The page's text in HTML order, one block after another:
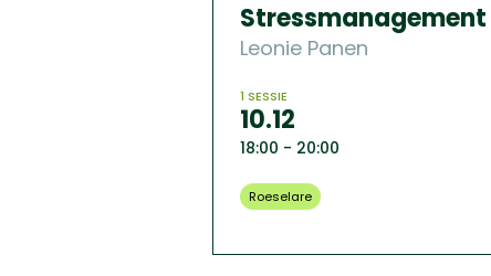
Stressmanagement
Leonie Panen
1 SESSIE
10.12
18:00 - 20:00
Roeselare